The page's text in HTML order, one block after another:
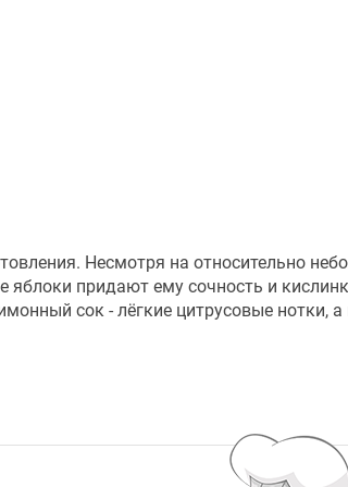
Несмотря на относительно
яблоки придают ему сочность и
сок - лёгкие цитрусовые нотки, а